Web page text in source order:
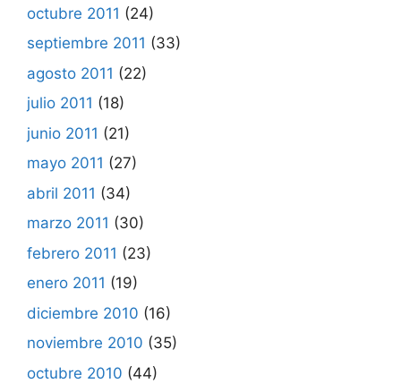
octubre 2011 (24)
septiembre 2011 (33)
agosto 2011 (22)
julio 2011 (18)
junio 2011 (21)
mayo 2011 (27)
abril 2011 (34)
marzo 2011 (30)
febrero 2011 (23)
enero 2011 (19)
diciembre 2010 (16)
noviembre 2010 (35)
octubre 2010 (44)